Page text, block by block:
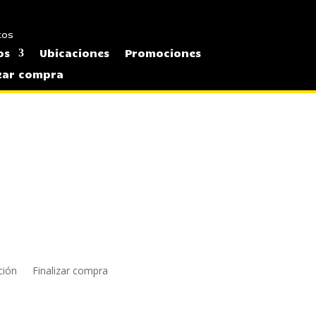
Ubicaciones
Promociones
compra
Finalizar compra